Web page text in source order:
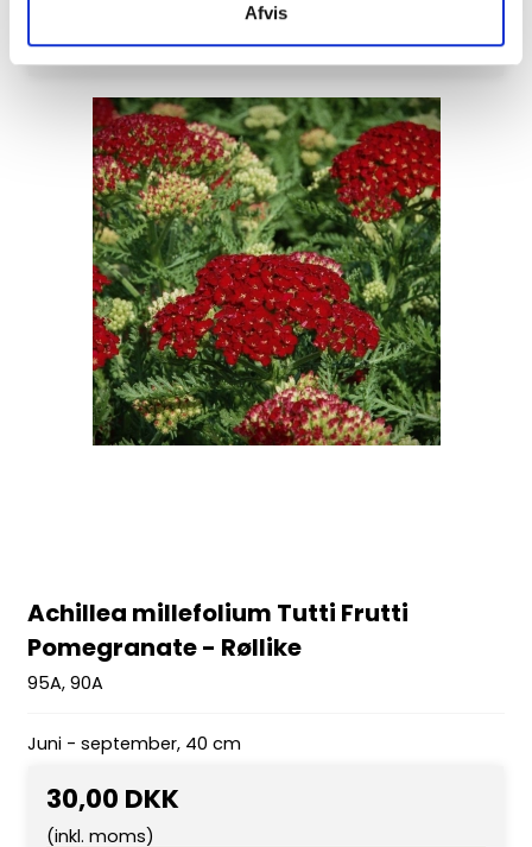
Afvis
Achillea millefolium Tutti Frutti
Pomegranate - Røllike
95A, 90A
Juni - september, 40 cm
30,00 DKK
(inkl. moms)